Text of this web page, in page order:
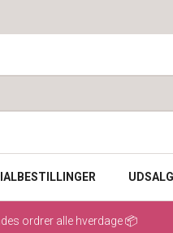
UDSALG
ordrer alle hverdage 📦